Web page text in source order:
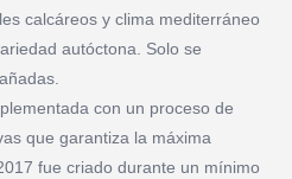
calcáreos y clima mediterráneo
autóctona. Solo se
con un proceso de
que garantiza la máxima
fue criado durante un mínimo